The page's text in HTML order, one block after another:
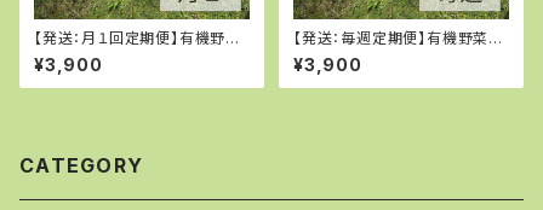
【発送：月１回定期便】有機野菜
Mサイズ
¥3,900
【発送：毎週定期便】有機野菜M
サイズ
¥3,900
CATEGORY